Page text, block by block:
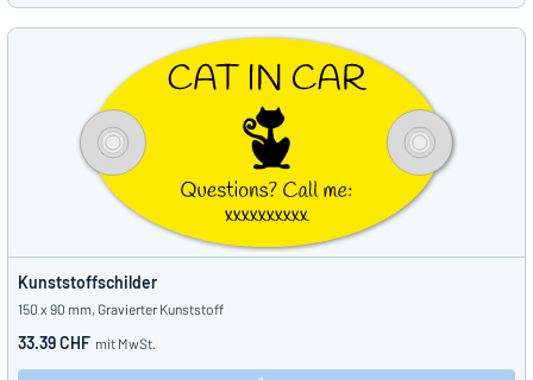
Kunststoffschilder
150 x 90 mm, Gravierter Kunststoff
33.39 CHF mit MwSt.